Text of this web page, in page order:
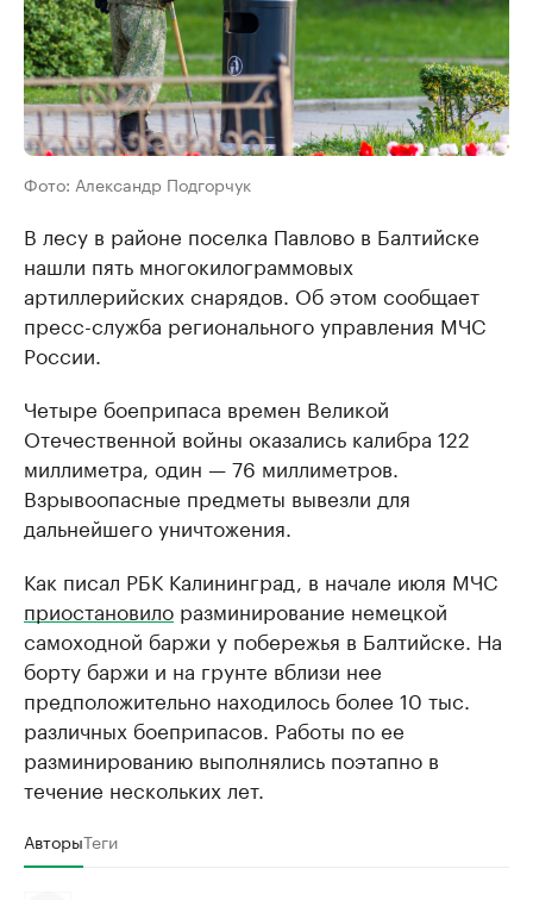
Фото: Александр Подгорчук
В лесу в районе поселка Павлово в Балтийске
нашли пять многокилограммовых
артиллерийских снарядов. Об этом сообщает
пресс-служба регионального управления МЧС
России.
Четыре боеприпаса времен Великой
Отечественной войны оказались калибра 122
миллиметра, один — 76 миллиметров.
Взрывоопасные предметы вывезли для
дальнейшего уничтожения.
Как писал РБК Калининград, в начале июля МЧС
приостановило разминирование немецкой
самоходной баржи у побережья в Балтийске. На
борту баржи и на грунте вблизи нее
предположительно находилось более 10 тыс.
различных боеприпасов. Работы по ее
разминированию выполнялись поэтапно в
течение нескольких лет.
АвторыТеги